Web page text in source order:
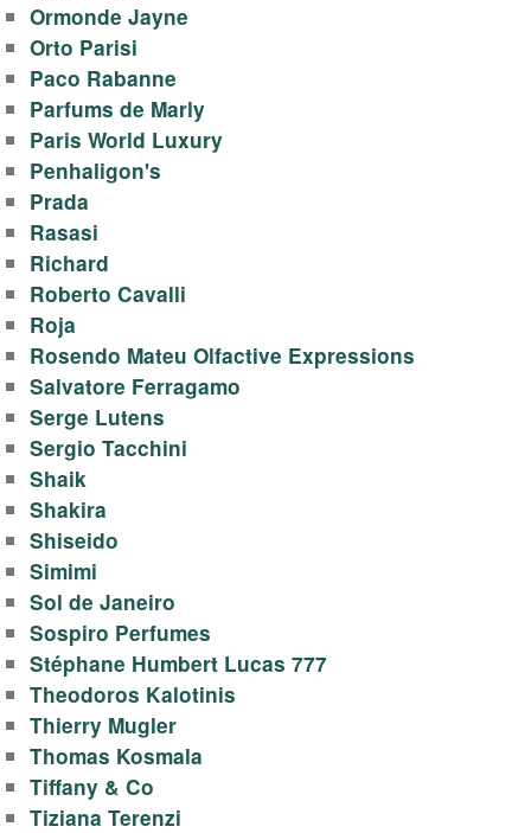
Ormonde Jayne
Orto Parisi
Paco Rabanne
Parfums de Marly
Paris World Luxury
Penhaligon's
Prada
Rasasi
Richard
Roberto Cavalli
Roja
Rosendo Mateu Olfactive Expressions
Salvatore Ferragamo
Serge Lutens
Sergio Tacchini
Shaik
Shakira
Shiseido
Simimi
Sol de Janeiro
Sospiro Perfumes
Stéphane Humbert Lucas 777
Theodoros Kalotinis
Thierry Mugler
Thomas Kosmala
Tiffany & Co
Tiziana Terenzi